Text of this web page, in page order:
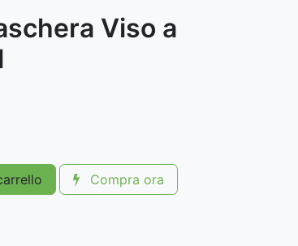
Viso a
Compra ora